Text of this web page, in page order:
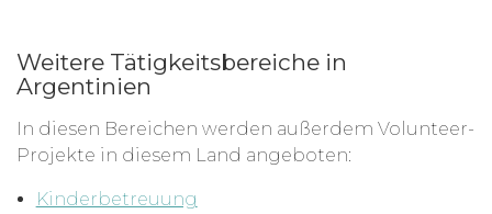
Weitere Tätigkeitsbereiche in
Argentinien
In diesen Bereichen werden außerdem Volunteer-
Projekte in diesem Land angeboten:
Kinderbetreuung